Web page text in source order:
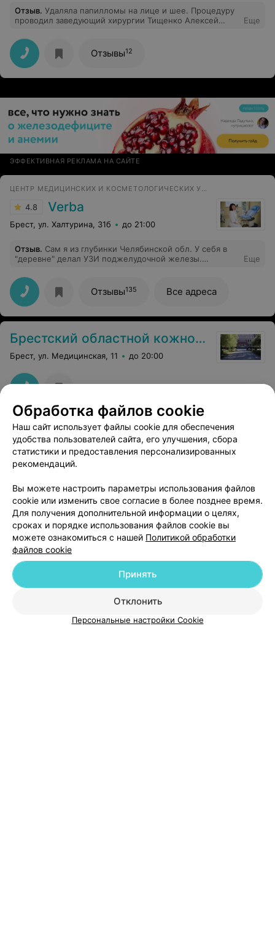
Отзыв. Удаляла папилломы на лице и шее. Процедуру
проводил заведующий хирургии Тищенко Алексей
Прошло около трех недель и на месте самых крупных
папиллом остался еле заметный след. Я в восторге!
Огромное Спасибо Алексею Владимировичу за его
умение!
Еще
Отзывы12
ЭФФЕКТИВНАЯ РЕКЛАМА НА САЙТЕ
ЦЕНТР МЕДИЦИНСКИХ И КОСМЕТОЛОГИЧЕСКИХ УСЛУГ
4.8 Verba
Брест, ул. Халтурина, 31б до 21:00
Отзыв. Сам я из глубинки Челябинской обл. У себя в
"деревне" делал УЗИ поджелудочной железы.
к родне. Приболел и сделал УЗИ в клинике Верба. Я
был в шоке, когда панкреатита там не выявили.
Приехав домой, сделал еще одно УЗИ, но уже в
области. И тоже ничего не выявили! Благодарю
Вербу!
Еще
Отзывы135 Все адреса
Брестский областной кожно-венерологический диспансер
Брест, ул. Медицинская, 11 до 20:00
Брестская центральная поликлиника
Брест, ул. Советской Конституции, 8 до 20:00
Добавить компанию
Добавить специалиста
Обработка файлов cookie
Наш сайт использует файлы cookie для обеспечения
удобства пользователей сайта, его улучшения, сбора
статистики и предоставления персонализированных
рекомендаций.
Вы можете настроить параметры использования файлов
cookie или изменить свое согласие в более позднее время.
Для получения дополнительной информации о целях,
сроках и порядке использования файлов cookie вы
можете ознакомиться с нашей Политикой обработки
файлов cookie
Отклонить
Принять
Персональные настройки Cookie